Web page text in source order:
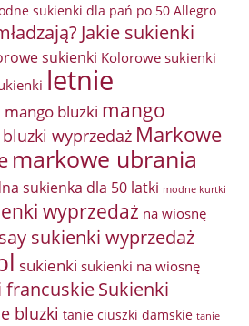
sukienki dla pań po 50 Allegro
Jakie sukienki
sukienki Kolorowe sukienki
letnie
mango bluzki mango
wyprzedaż Markowe
markowe ubrania
sukienka dla 50 latki modne kurtki
wyprzedaż na wiosnę
sukienki wyprzedaż
sukienki sukienki na wiosnę
francuskieSukienki
bluzki tanie ciuszki damskie tanie